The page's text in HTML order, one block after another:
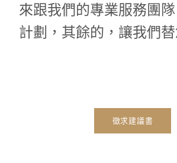
來跟我們的專業服務團
計劃，其餘的，讓我們替
徵求建議書